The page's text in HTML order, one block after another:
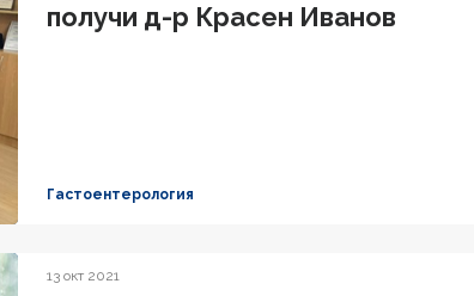
получи д-р Красен Иванов
Гастоентерология
13 окт 2021